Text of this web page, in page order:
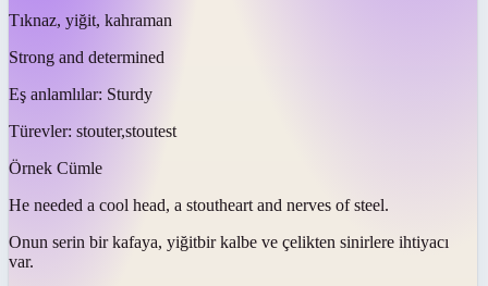
Tıknaz, yiğit, kahraman
Strong and determined
Eş anlamlılar: Sturdy
Türevler: stouter,stoutest
Örnek Cümle
He needed a cool head, a stoutheart and nerves of steel.
Onun serin bir kafaya, yiğitbir kalbe ve çelikten sinirlere ihtiyacı
var.